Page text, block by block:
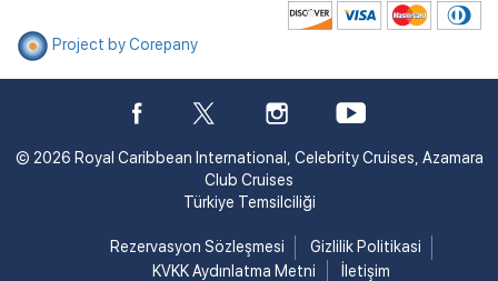
Project by Corepany
© 2026 Royal Caribbean International, Celebrity Cruises, Azamara
Club Cruises
Türkiye Temsilciliği
Rezervasyon Sözleşmesi
Gizlilik Politikasi
KVKK Aydınlatma Metni
İletişim